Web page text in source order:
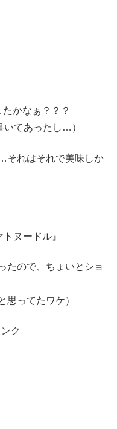
かなぁ？？？
いてあったし…）
それはそれで美味しか
ヌードル』
たので、ちょいとショ
思ってたワケ）
ク